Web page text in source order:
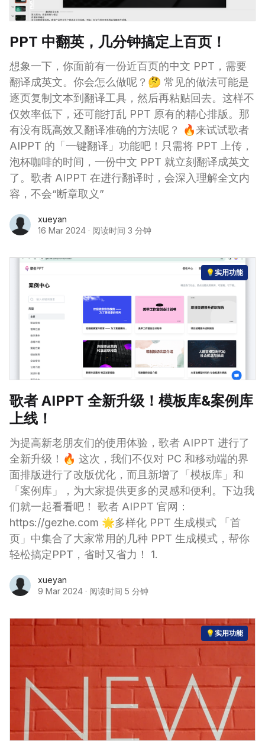
PPT 中翻英，几分钟搞定上百页！
想象一下，你面前有一份近百页的中文 PPT，需要
翻译成英文。你会怎么做呢？🤔 常见的做法可能是
逐页复制文本到翻译工具，然后再粘贴回去。这样不
仅效率低下，还可能打乱 PPT 原有的精心排版。那
有没有既高效又翻译准确的方法呢？ 🔥来试试歌者
AIPPT 的「一键翻译」功能吧！只需将 PPT 上传，
泡杯咖啡的时间，一份中文 PPT 就立刻翻译成英文
了。歌者 AIPPT 在进行翻译时，会深入理解全文内
容，不会“断章取义”
xueyan
16 Mar 2024 · 阅读时间 3 分钟
💡实用功能
歌者 AIPPT 全新升级！模板库&案例库
上线！
为提高新老朋友们的使用体验，歌者 AIPPT 进行了
全新升级！🔥 这次，我们不仅对 PC 和移动端的界
面排版进行了改版优化，而且新增了「模板库」和
「案例库」，为大家提供更多的灵感和便利。下边我
们就一起看看吧！ 歌者 AIPPT 官网：
https://gezhe.com 🌟多样化 PPT 生成模式 「首
页」中集合了大家常用的几种 PPT 生成模式，帮你
轻松搞定PPT，省时又省力！ 1.
xueyan
9 Mar 2024 · 阅读时间 5 分钟
💡实用功能